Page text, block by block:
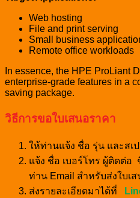
Web hosting
File and print serving
Small business
Remote office workloads
In essence, the HPE ProLiant
enterprise-grade features in a
saving package.
วิธีการขอใบเสนอราคา
ให้ท่านแจ้ง ชื่อ รุ่น และสเ
แจ้ง ชื่อ เบอร์โทร ผู้ติดต่
ท่าน Email สำหรับส่งใบเ
ส่งรายละเอียดมาได้ที่